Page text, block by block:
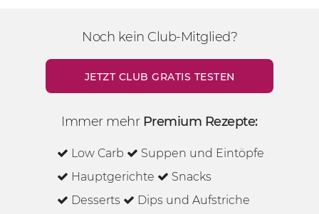
Noch kein Club-Mitglied?
JETZT CLUB GRATIS TESTEN
Immer mehr Premium Rezepte:
Low Carb
Suppen und Eintöpfe
Hauptgerichte
Snacks
Desserts
Dips und Aufstriche